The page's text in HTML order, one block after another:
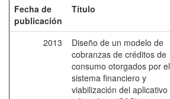
Fecha de
publicación
Título
2013
Diseño de un modelo de
cobranzas de créditos de
consumo otorgados por el
sistema financiero y
viabilización del aplicativo